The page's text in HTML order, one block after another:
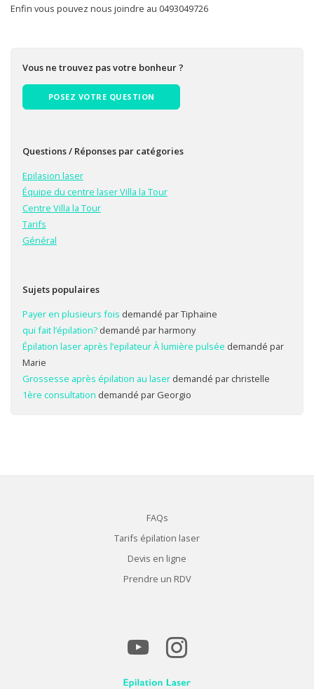
Enfin vous pouvez nous joindre au 0493049726
Vous ne trouvez pas votre bonheur ?
POSEZ VOTRE QUESTION
Questions / Réponses par catégories
Epilasion laser
Équipe du centre laser Villa la Tour
Centre Villa la Tour
Tarifs
Général
Sujets populaires
Payer en plusieurs fois demandé par Tiphaine
qui fait l’épilation?demandé par harmony
Épilation laser après l’epilateur À lumière pulsée demandé par
Marie
Grossesse après épilation au laserdemandé par christelle
1ère consultation demandé par Georgio
FAQs
Tarifs épilation laser
Devis en ligne
Prendre un RDV